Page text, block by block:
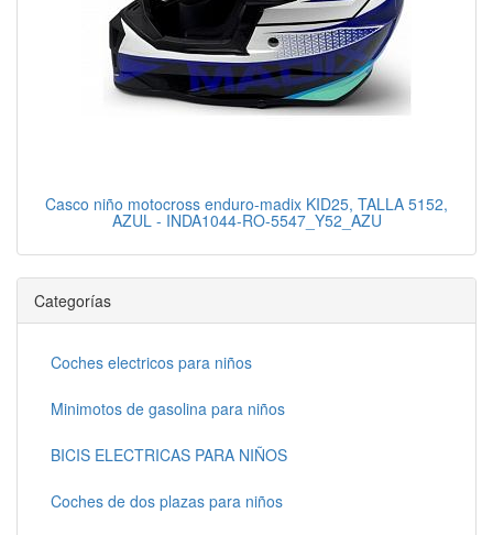
Casco niño motocross enduro-madix KID25, TALLA 5152,
AZUL - INDA1044-RO-5547_Y52_AZU
Categorías
Coches electricos para niños
Minimotos de gasolina para niños
BICIS ELECTRICAS PARA NIÑOS
Coches de dos plazas para niños